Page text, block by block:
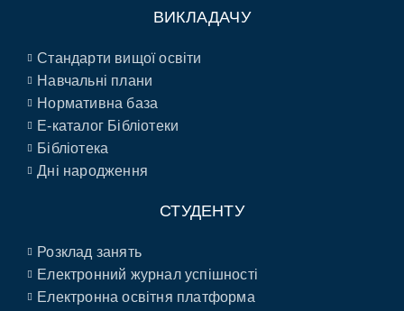
ВИКЛАДАЧУ
Стандарти вищої освіти
Навчальні плани
Нормативна база
E-каталог Бібліотеки
Бібліотека
Дні народження
СТУДЕНТУ
Розклад занять
Електронний журнал успішності
Електронна освітня платформа